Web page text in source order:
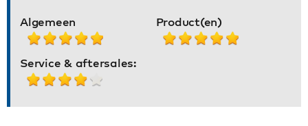
Algemeen Product(en)
Service & aftersales: